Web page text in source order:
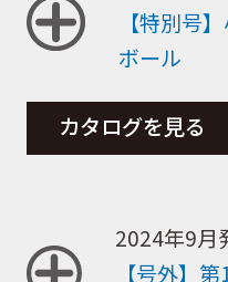
【特別号
ボール
カタログを見る
2024年9月
【号外】